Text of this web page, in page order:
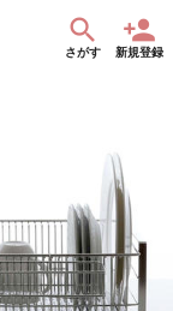
さがす 新規登録